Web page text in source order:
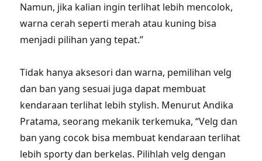
Namun, jika kalian ingin terlihat lebih mencolok,
warna cerah seperti merah atau kuning bisa
menjadi pilihan yang tepat.”
Tidak hanya aksesori dan warna, pemilihan velg
dan ban yang sesuai juga dapat membuat
kendaraan terlihat lebih stylish. Menurut Andika
Pratama, seorang mekanik terkemuka, “Velg dan
ban yang cocok bisa membuat kendaraan terlihat
lebih sporty dan berkelas. Pilihlah velg dengan